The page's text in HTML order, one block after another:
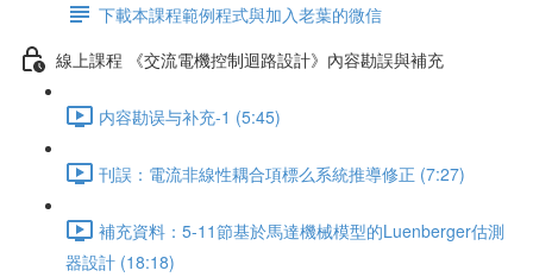
下載本課程範例程式與加入老葉的微信
線上課程 《交流電機控制迴路設計》內容勘誤與補充
内容勘误与补充-1 (5:45)
刊誤：電流非線性耦合項標么系統推導修正 (7:27)
補充資料：5-11節基於馬達機械模型的Luenberger估測
器設計 (18:18)